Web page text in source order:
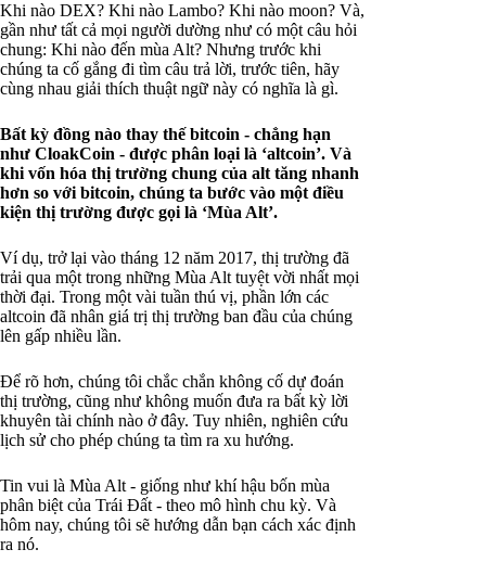
Khi nào DEX? Khi nào Lambo? Khi nào moon? Và,
gần như tất cả mọi người dường như có một câu hỏi
chung: Khi nào đến mùa Alt? Nhưng trước khi
chúng ta cố gắng đi tìm câu trả lời, trước tiên, hãy
cùng nhau giải thích thuật ngữ này có nghĩa là gì.
Bất kỳ đồng nào thay thế bitcoin - chẳng hạn
như CloakCoin - được phân loại là ‘altcoin’. Và
khi vốn hóa thị trường chung của alt tăng nhanh
hơn so với bitcoin, chúng ta bước vào một điều
kiện thị trường được gọi là ‘Mùa Alt’.
Ví dụ, trở lại vào tháng 12 năm 2017, thị trường đã
trải qua một trong những Mùa Alt tuyệt vời nhất mọi
thời đại. Trong một vài tuần thú vị, phần lớn các
altcoin đã nhân giá trị thị trường ban đầu của chúng
lên gấp nhiều lần.
Để rõ hơn, chúng tôi chắc chắn không cố dự đoán
thị trường, cũng như không muốn đưa ra bất kỳ lời
khuyên tài chính nào ở đây. Tuy nhiên, nghiên cứu
lịch sử cho phép chúng ta tìm ra xu hướng.
Tin vui là Mùa Alt - giống như khí hậu bốn mùa
phân biệt của Trái Đất - theo mô hình chu kỳ. Và
hôm nay, chúng tôi sẽ hướng dẫn bạn cách xác định
ra nó.